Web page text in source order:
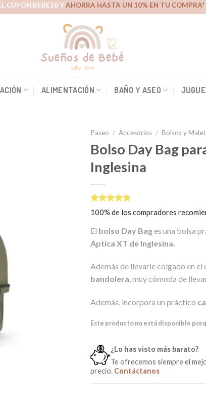
CUPÓN BEBE10 YAHORRA HASTA UN 10% EN TU COMPRA*
ALIMENTACIÓN BAÑO Y ASEO
Paseo / Accesorios / Bolsos y
Bolso Day Bag
Inglesina
Valorado
5.00sobre
en
1
puntuación
de cliente
100% de los compradores
El bolso Day Bages una bolsa
Aptica XT de Inglesina.
Además de llevarle colgado en
bandolera, muy cómoda de
Además, incorpora un práctico
Este producto no está disponible
¿Lo has visto más barato?
Te ofrecemos siempre el
precio. Contáctanos